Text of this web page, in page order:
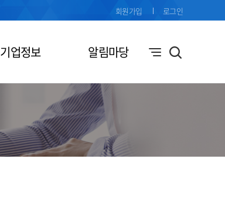
기업정보 알림마당
회원가입 로그인